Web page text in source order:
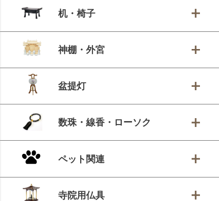
机・椅子
神棚・外宮
盆提灯
数珠・線香・ローソク
ペット関連
寺院用仏具